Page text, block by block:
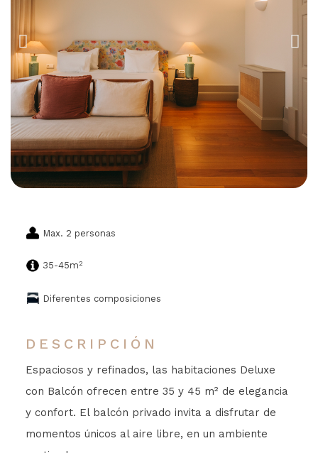
Max. 2 personas
35-45m2
Diferentes composiciones
DESCRIPCIÓN
Espaciosos y refinados, las habitaciones Deluxe
con Balcón ofrecen entre 35 y 45 m² de elegancia
y confort. El balcón privado invita a disfrutar de
momentos únicos al aire libre, en un ambiente